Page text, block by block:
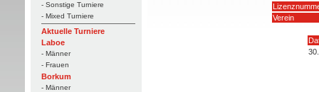
- Sonstige Turniere
- Mixed Turniere
Aktuelle Turniere
Laboe
- Männer
- Frauen
Borkum
- Männer
Verein